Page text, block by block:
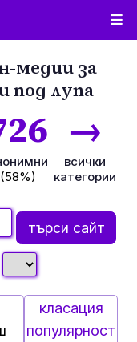
медии за
под лупа
(58%)
→
всички
категории
класация
популярност